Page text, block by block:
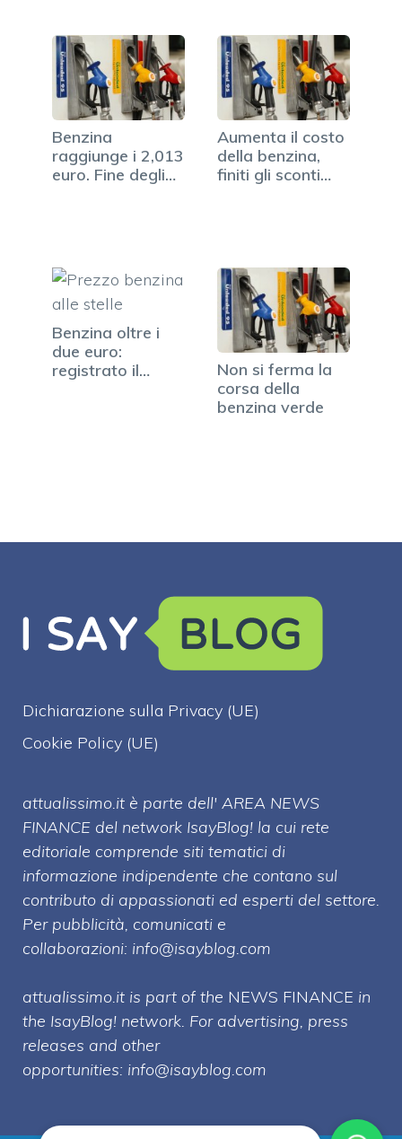
Benzina
raggiunge i 2,013
euro. Fine degli
Aumenta il costo
della benzina,
finiti gli sconti…
Benzina oltre i
due euro:
registrato il
Non si ferma la
corsa della
benzina verde
Dichiarazione sulla Privacy (UE)
Cookie Policy (UE)
attualissimo.it è parte dell' AREA NEWS
FINANCE del network IsayBlog! la cui rete
editoriale comprende siti tematici di
informazione indipendente che contano sul
contributo di appassionati ed esperti del settore.
Per pubblicità, comunicati e
collaborazioni: info@isayblog.com
attualissimo.it is part of the NEWS FINANCE in
the IsayBlog! network. For advertising, press
releases and other
opportunities: info@isayblog.com